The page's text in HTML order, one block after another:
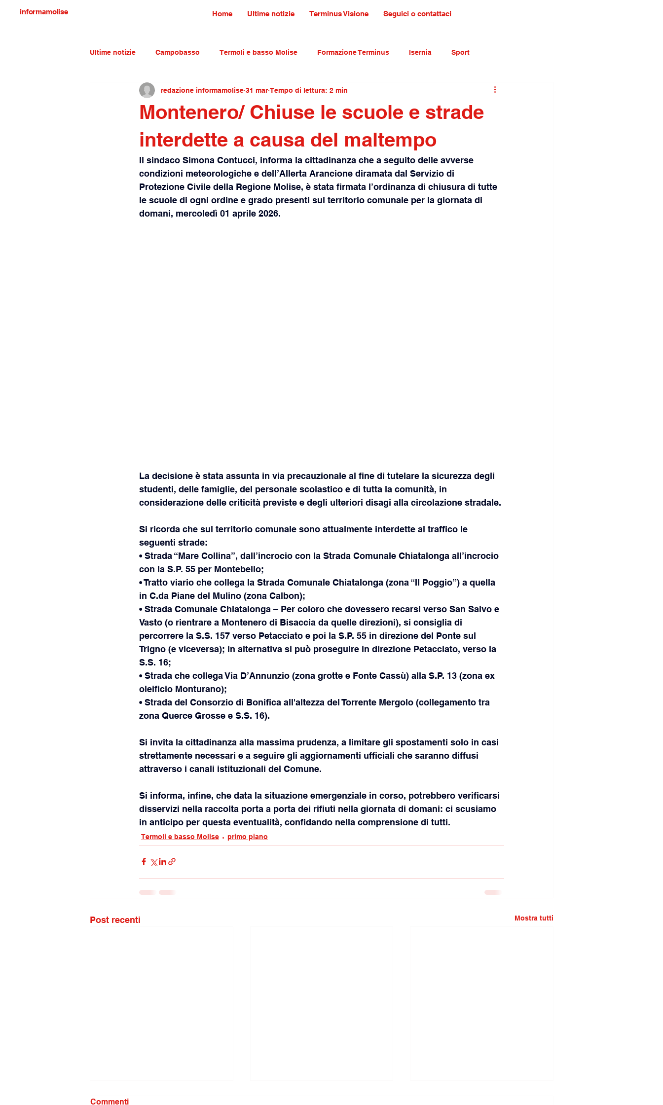
informamolise Home Ultime notizie Terminus Visione Seguici o contattaci
Ultime notizie Campobasso Termoli e basso Molise Formazione Terminus Isernia Sport
Economia e lavoro Molise cultura tradizioni e turismo primo piano
Montenero/ Chiuse le scuole e strade
interdette a causa del maltempo
redazione informamolise 31 mar Tempo di lettura: 2 min
Il sindaco Simona Contucci, informa la cittadinanza che a seguito delle avverse
condizioni meteorologiche e dell’Allerta Arancione diramata dal Servizio di
Protezione Civile della Regione Molise, è stata firmata l’ordinanza di chiusura di tutte
le scuole di ogni ordine e grado presenti sul territorio comunale per la giornata di
domani, mercoledì 01 aprile 2026.
La decisione è stata assunta in via precauzionale al fine di tutelare la sicurezza degli
studenti, delle famiglie, del personale scolastico e di tutta la comunità, in
considerazione delle criticità previste e degli ulteriori disagi alla circolazione stradale.
Si ricorda che sul territorio comunale sono attualmente interdette al traffico le
seguenti strade:
• Strada “Mare Collina”, dall’incrocio con la Strada Comunale Chiatalonga all’incrocio
con la S.P. 55 per Montebello;
• Tratto viario che collega la Strada Comunale Chiatalonga (zona “Il Poggio”) a quella
in C.da Piane del Mulino (zona Calbon);
• Strada Comunale Chiatalonga – Per coloro che dovessero recarsi verso San Salvo e
Vasto (o rientrare a Montenero di Bisaccia da quelle direzioni), si consiglia di
percorrere la S.S. 157 verso Petacciato e poi la S.P. 55 in direzione del Ponte sul
Trigno (e viceversa); in alternativa si può proseguire in direzione Petacciato, verso la
S.S. 16;
• Strada che collega Via D’Annunzio (zona grotte e Fonte Cassù) alla S.P. 13 (zona ex
oleificio Monturano);
• Strada del Consorzio di Bonifica all'altezza del Torrente Mergolo (collegamento tra
zona Querce Grosse e S.S. 16).
Si invita la cittadinanza alla massima prudenza, a limitare gli spostamenti solo in casi
strettamente necessari e a seguire gli aggiornamenti ufficiali che saranno diffusi
attraverso i canali istituzionali del Comune.
Si informa, infine, che data la situazione emergenziale in corso, potrebbero verificarsi
disservizi nella raccolta porta a porta dei rifiuti nella giornata di domani: ci scusiamo
in anticipo per questa eventualità, confidando nella comprensione di tutti.
Termoli e basso Molise primo piano
Post recenti Mostra tutti
Commenti